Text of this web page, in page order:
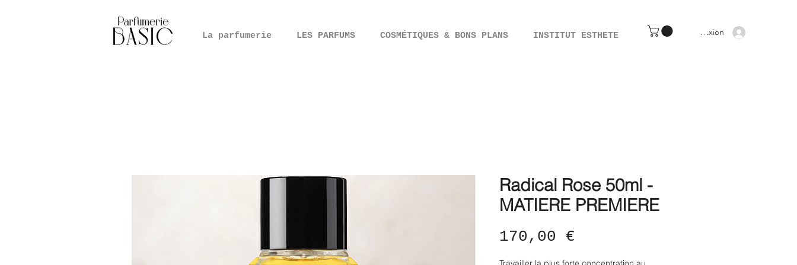
La parfumerie LES PARFUMS COSMÉTIQUES & BONS PLANS INSTITUT ESTHETE Connexion
Radical Rose 50ml -
MATIERE PREMIERE
170,00 €